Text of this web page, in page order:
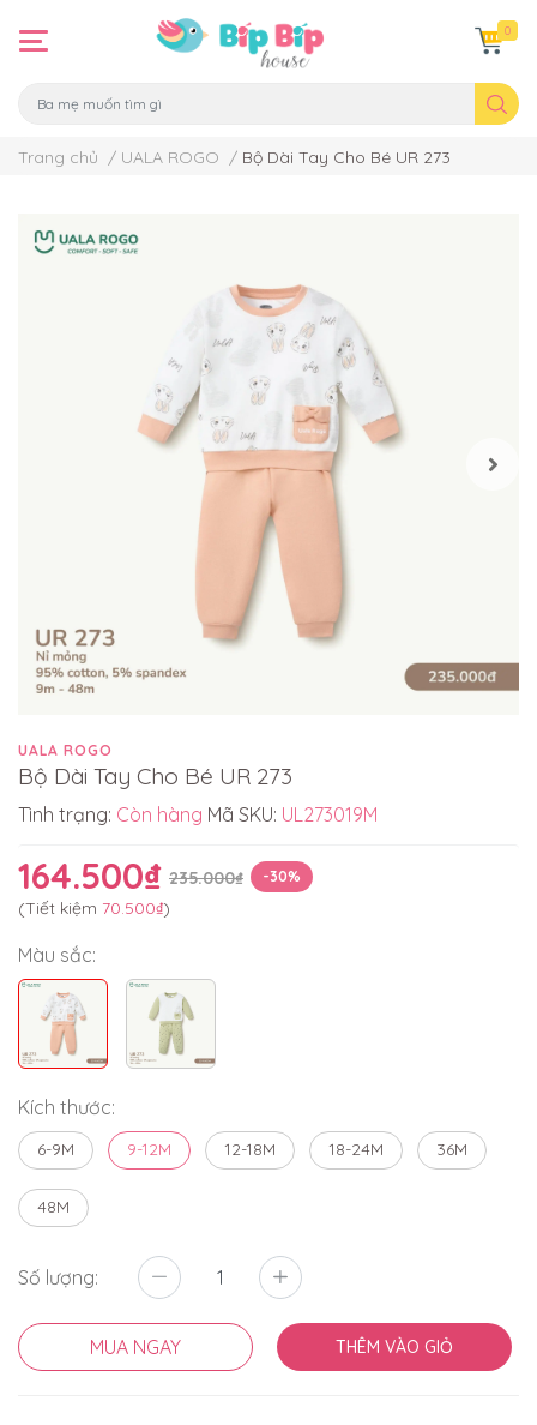
0
Trang chủ / UALA ROGO / Bộ Dài Tay Cho Bé UR 273
UALA ROGO
Bộ Dài Tay Cho Bé UR 273
Tình trạng: Còn hàng Mã SKU: UL273019M
164.500₫ 235.000₫ -30%
(Tiết kiệm 70.500₫)
Màu sắc:
Kích thước:
6-9M 9-12M 12-18M 18-24M 36M
48M
Số lượng:
MUA NGAY THÊM VÀO GIỎ